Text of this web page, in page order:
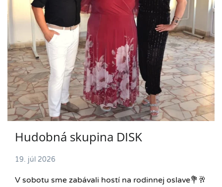
Hudobná skupina DISK
19. júl 2026
V sobotu sme zabávali hostí na rodinnej oslave💐🥂